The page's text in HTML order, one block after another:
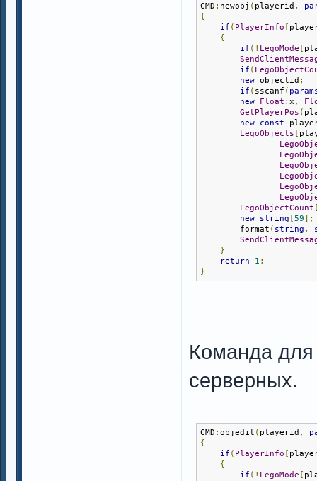
CMD : newobj ( playerid ,
{
if ( PlayerInfo [
{
if (! LegoMode [
if (
new objectid ;
if ( sscanf (
new
Float : x ,
GetPlayerPos (
new
const
LegoObjects [
LegoObjectCount
new
string [ 59];
format ( string ,
}
return
1 ;
}
Команда для
серверных.
CMD : objedit ( playerid ,
{
if ( PlayerInfo [
{
if (! LegoMode [